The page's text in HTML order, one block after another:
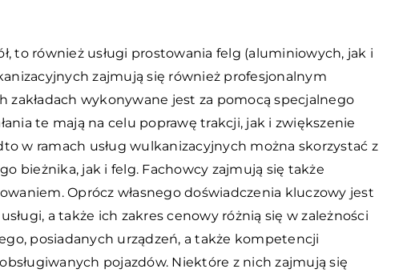
to również usługi prostowania felg (aluminiowych, jak i
zajmują się również profesjonalnym
zakładach wykonywane jest za pomocą specjalnego
te mają na celu poprawę trakcji, jak i zwiększenie
w ramach usług wulkanizacyjnych można skorzystać z
bieżnika, jak i felg. Fachowcy zajmują się także
Oprócz własnego doświadczenia kluczowy jest
a także ich zakres cenowy różnią się w zależności
posiadanych urządzeń, a także kompetencji
pojazdów. Niektóre z nich zajmują się